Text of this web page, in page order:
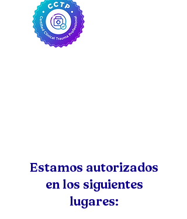
Estamos autorizados
en los siguientes
lugares: